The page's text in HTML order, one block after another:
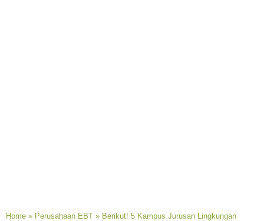
Home » Perusahaan EBT » Berikut! 5 Kampus Jurusan Lingkungan